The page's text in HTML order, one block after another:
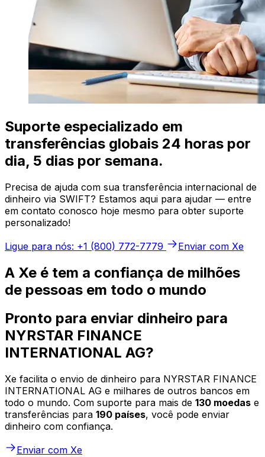
Suporte especializado em
transferências globais 24 horas por
dia, 5 dias por semana.
Precisa de ajuda com sua transferência internacional de
dinheiro via SWIFT? Estamos aqui para ajudar — entre
em contato conosco hoje mesmo para obter suporte
personalizado!
Ligue para nós: +1 (800) 772-7779
Enviar com Xe
A Xe é tem a confiança de milhões
de pessoas em todo o mundo
Pronto para enviar dinheiro para
NYRSTAR FINANCE
INTERNATIONAL AG?
Xe facilita o envio de dinheiro para NYRSTAR FINANCE
INTERNATIONAL AG e milhares de outros bancos em
todo o mundo. Com suporte para mais de 130 moedas e
transferências para 190 países, você pode enviar
dinheiro com confiança.
Enviar com Xe